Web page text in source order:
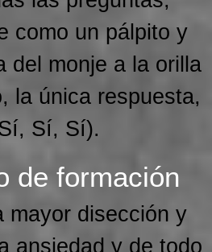
como un pálpito y
del monje a la orilla
la única respuesta,
Sí, Sí).
de formación
mayor disección y
ansiedad y de todo